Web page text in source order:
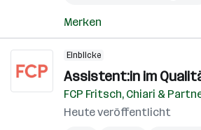
Merken
Einblicke
Assistent:in im
FCP Fritsch, Chiari &
Heute veröffentlicht